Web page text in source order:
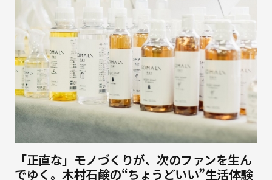
「正直な」モノづくりが、次のファンを生ん
でゆく。木村石鹸の“ちょうどいい”生活体験